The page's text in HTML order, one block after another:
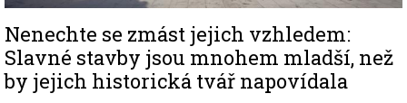
Nenechte se zmást jejich vzhledem:
Slavné stavby jsou mnohem mladší, než
by jejich historická tvář napovídala